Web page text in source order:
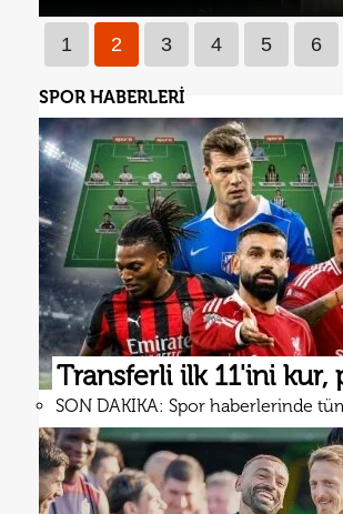
1 2 3 4 5 6
SPOR HABERLERİ
Transferli ilk 11'ini kur,
SON DAKİKA: Spor haberlerinde